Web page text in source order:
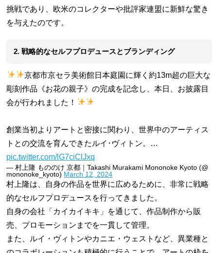
挑戦であり、欧米のコレクターや批評家連盟に新鮮な驚き
を与えたのです。
2. 戦略的なセルフプロデュースとブランディング
京都市京セラ美術館日本庭園に輝く約13m超の巨大な
彫刻作品《お花の親子》の完成を記念し、本日、お披露目
会が行われました！
創業当初よりアートと密接に関わり、世界中のアーティス
トとの交流を育んできたルイ･ヴィトン。…
pic.twitter.com/lG7ciClJxq
— 村上隆 もののけ 京都｜Takashi Murakami Mononoke Kyoto (@
mononoke_kyoto) March 12, 2024
村上隆は、自身の作品を世界に広めるために、非常に戦略
的なセルフプロデュースを行ってきました。
自身の会社「カイカイキキ」を通じて、作品制作から販
売、プロモーションまでを一貫して管理。
また、ルイ・ヴィトンやカニエ・ウェストなど、異業種と